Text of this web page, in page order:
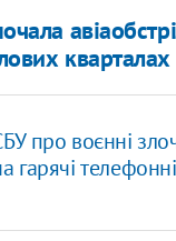
кварталах
про воєнні
телефонні